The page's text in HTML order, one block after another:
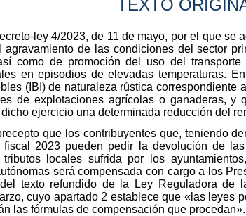
TEXTO
ley 4/2023, de 11 de mayo, por el que se
de las condiciones del sector
como de promoción del uso del
en episodios de elevadas temperaturas.
(IBI) de naturaleza rústica
de explotaciones agrícolas o ganaderas, y
ejercicio una determinada reducción del
que los contribuyentes que, teniendo
fiscal 2023 pueden pedir la devolución de
locales sufrida por los
será compensada con cargo a los
texto refundido de la Ley Reguladora de
cuyo apartado 2 establece que «las leyes
las fórmulas de compensación que procedan».